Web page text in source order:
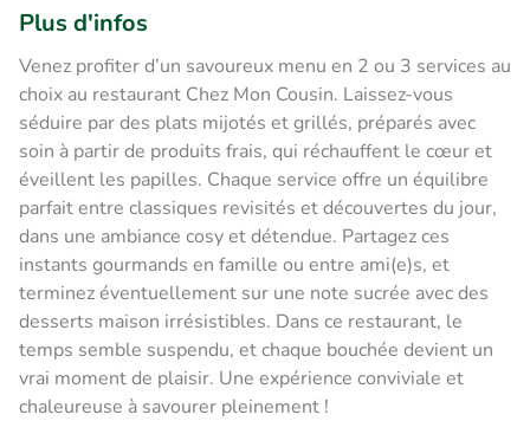
Plus d'infos
Venez profiter d’un savoureux menu en 2 ou 3 services au
choix au restaurant Chez Mon Cousin. Laissez-vous
séduire par des plats mijotés et grillés, préparés avec
soin à partir de produits frais, qui réchauffent le cœur et
éveillent les papilles. Chaque service offre un équilibre
parfait entre classiques revisités et découvertes du jour,
dans une ambiance cosy et détendue. Partagez ces
instants gourmands en famille ou entre ami(e)s, et
terminez éventuellement sur une note sucrée avec des
desserts maison irrésistibles. Dans ce restaurant, le
temps semble suspendu, et chaque bouchée devient un
vrai moment de plaisir. Une expérience conviviale et
chaleureuse à savourer pleinement !